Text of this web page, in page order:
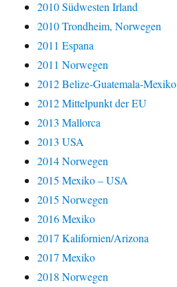
2010 Südwesten Irland
2010 Trondheim, Norwegen
2011 Espana
2011 Norwegen
2012 Belize-Guatemala-Mexiko
2012 Mittelpunkt der EU
2013 Mallorca
2013 USA
2014 Norwegen
2015 Mexiko – USA
2015 Norwegen
2016 Mexiko
2017 Kalifornien/Arizona
2017 Mexiko
2018 Norwegen